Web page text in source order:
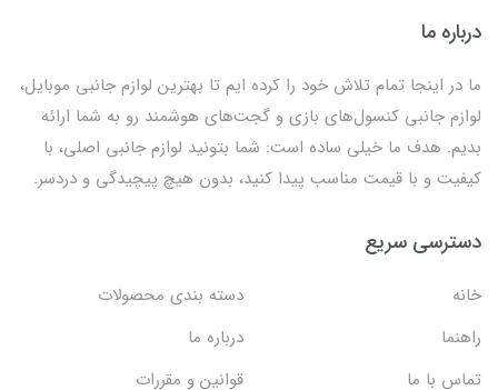
درباره ما
ما در اینجا تمام تلاش خود را کرده ایم تا بهترین لوازم جانبی موبایل،
لوازم جانبی کنسول‌های بازی و گجت‌های هوشمند رو به شما ارائه
بدیم. هدف ما خیلی ساده است: شما بتونید لوازم جانبی اصلی، با
کیفیت و با قیمت مناسب پیدا کنید، بدون هیچ پیچیدگی و دردسر.
دسترسی سریع
خانه
دسته بندی محصولات
راهنما
درباره ما
تماس با ما
قوانین و مقررات